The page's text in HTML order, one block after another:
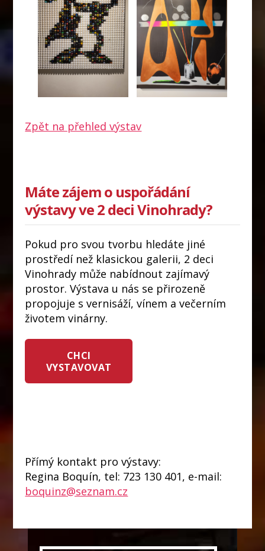
Zpět na přehled výstav
Máte zájem o uspořádání
výstavy ve 2 deci Vinohrady?
Pokud pro svou tvorbu hledáte jiné
prostředí než klasickou galerii, 2 deci
Vinohrady může nabídnout zajímavý
prostor. Výstava u nás se přirozeně
propojuje s vernisáží, vínem a večerním
životem vinárny.
CHCI
VYSTAVOVAT
Přímý kontakt pro výstavy:
Regina Boquín, tel: 723 130 401, e-mail:
boquinz@seznam.cz